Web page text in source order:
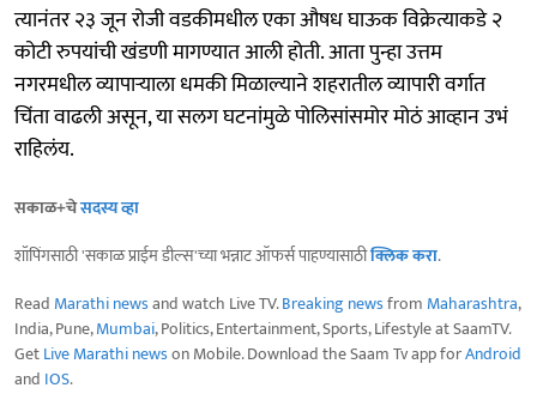
त्यानंतर २३ जून रोजी वडकीमधील एका औषध घाऊक विक्रेत्याकडे २
कोटी रुपयांची खंडणी मागण्यात आली होती. आता पुन्हा उत्तम
नगरमधील व्यापाऱ्याला धमकी मिळाल्याने शहरातील व्यापारी वर्गात
चिंता वाढली असून, या सलग घटनांमुळे पोलिसांसमोर मोठं आव्हान उभं
राहिलंय.
सकाळ+चेसदस्य व्हा
शॉपिंगसाठी 'सकाळ प्राईम डील्स'च्या भन्नाट ऑफर्स पाहण्यासाठीक्लिक करा.
Read Marathi newsand watch Live TV.Breaking newsfrom Maharashtra,
India, Pune,Mumbai, Politics, Entertainment, Sports, Lifestyle at SaamTV.
GetLive Marathi newson Mobile. Download the Saam Tv app forAndroid
and IOS.